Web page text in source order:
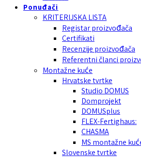
Ponuđači
KRITERIJSKA LISTA
Registar proizvođača
Certifikati
Recenzije proizvođača
Referentni članci
Montažne kuće
Hrvatske tvrtke
Studio DOMUS
Domprojekt
DOMUSplus
FLEX-Fertighaus:
CHASMA
MS montažne
Slovenske tvrtke